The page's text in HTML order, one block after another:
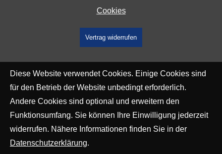
Cookies
Vertrag widerrufen
Diese Website verwendet Cookies. Einige Cookies sind
für den Betrieb der Website unbedingt erforderlich.
Andere Cookies sind optional und erweitern den
Funktionsumfang. Sie können Ihre Einwilligung jederzeit
widerrufen. Nähere Informationen finden Sie in der
Datenschutzerklärung.